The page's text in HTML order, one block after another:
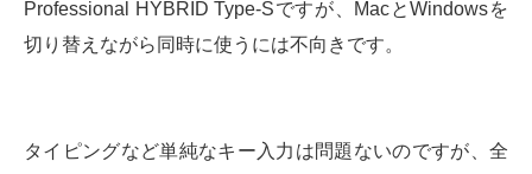
Professional HYBRID Type-Sですが、MacとWindowsを
切り替えながら同時に使うには不向きです。
タイピングなど単純なキー入力は問題ないのですが、全